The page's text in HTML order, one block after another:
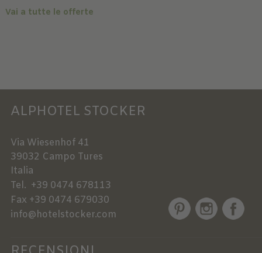
Vai a tutte le offerte
ALPHOTEL STOCKER
Via Wiesenhof 41
39032 Campo Tures
Italia
Tel. +39 0474 678113
Fax +39 0474 679030
info@hotelstocker.com